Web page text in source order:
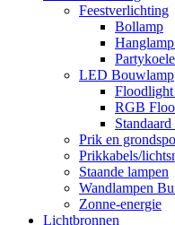
Feestverlichting
Bollamp
LED Bouwlamp
Floodlight
RGB
Prik en
Prikkabels/
Staande lampen
Wandlampen
Zonne-energie
Lichtbronnen